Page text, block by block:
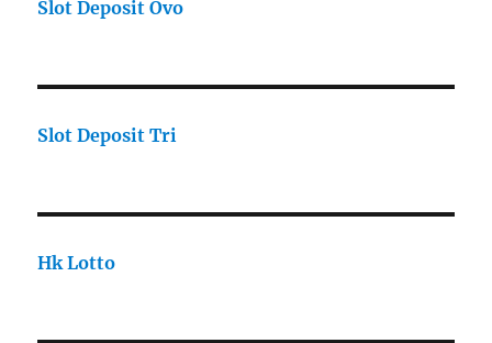
Slot Deposit Ovo
Slot Deposit Tri
Hk Lotto